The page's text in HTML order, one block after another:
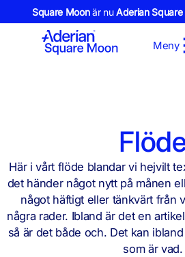
Square Moonär nuAderian
Meny
Här i vårt flöde blandar vi hejvilt
det händer något nytt på månen
något häftigt eller tänkvärt från
några rader. Ibland är det en
så är det både och. Det kan
som är vad.